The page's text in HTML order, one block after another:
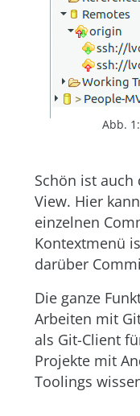
Abb.
Schön ist
View. Hier
einzelnen
Kontextmenü
darüber
Die ganze
Arbeiten mit
als Git-Client
Projekte mit
Toolings